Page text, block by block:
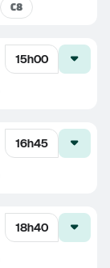
C8
15h00
16h45
18h40